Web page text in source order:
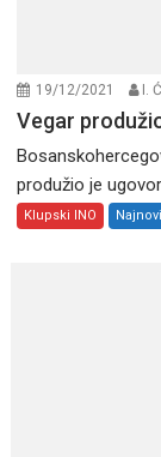
19/12/2021 I.
Vegar
produžio je
Klupski INO